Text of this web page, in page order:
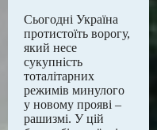
Сьогодні Україна
протистоїть ворогу,
який несе
сукупність
тоталітарних
режимів минулого
у новому прояві –
рашизмі. У цій